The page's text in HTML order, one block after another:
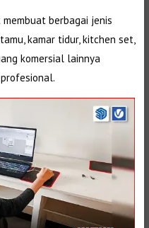
membuat berbagai jenis
kamar tidur, kitchen set,
komersial lainnya